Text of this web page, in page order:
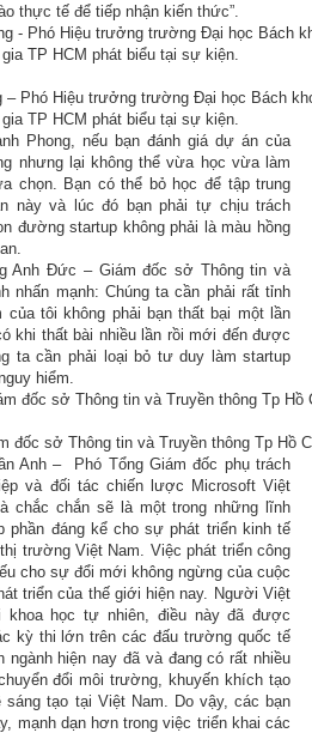
thực tế để tiếp nhận kiến thức”.
– Phó Hiệu trưởng trường Đại học Bách
gia TP HCM phát biểu tại sự kiện.
Phong, nếu bạn đánh giá dự án của
nhưng lại không thể vừa học vừa làm
chọn. Bạn có thể bỏ học để tập trung
này và lúc đó bạn phải tự chịu trách
đường startup không phải là màu hồng
Anh Đức – Giám đốc sở Thông tin và
nhấn mạnh: Chúng ta cần phải rất tỉnh
tôi không phải bạn thất bại một lần
khi thất bài nhiều lần rồi mới đến được
ta cần phải loại bỏ tư duy làm startup
hiểm.
đốc sở Thông tin và Truyền thông Tp Hồ
Anh – Phó Tổng Giám đốc phụ trách
và đối tác chiến lược Microsoft Việt
chắc chắn sẽ là một trong những lĩnh
phần đáng kể cho sự phát triển kinh tế
trường Việt Nam. Việc phát triển công
cho sự đổi mới không ngừng của cuộc
triển của thế giới hiện nay. Người Việt
khoa học tự nhiên, điều này đã được
kỳ thi lớn trên các đấu trường quốc tế
hiện nay đã và đang có rất nhiều
đổi môi trường, khuyến khích tạo
sáng tạo tại Việt Nam. Do vậy, các bạn
mạnh dạn hơn trong việc triển khai các